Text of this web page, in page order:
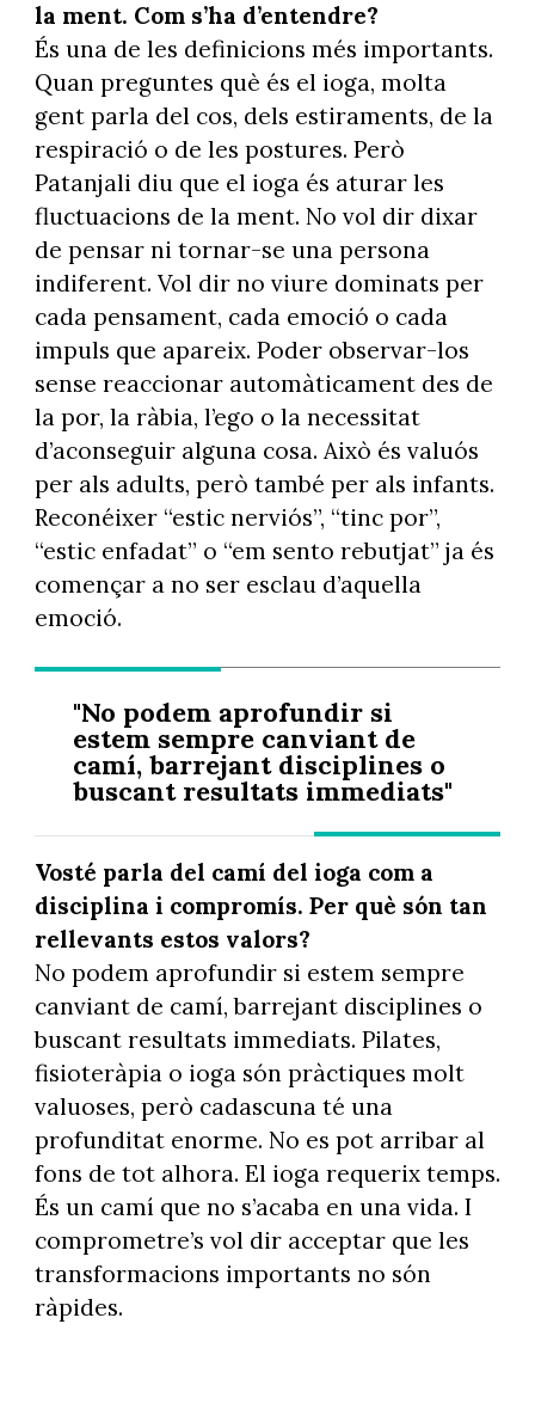
la ment. Com s’ha d’entendre?
És una de les definicions més importants.
Quan preguntes què és el ioga, molta
gent parla del cos, dels estiraments, de la
respiració o de les postures. Però
Patanjali diu que el ioga és aturar les
fluctuacions de la ment. No vol dir dixar
de pensar ni tornar-se una persona
indiferent. Vol dir no viure dominats per
cada pensament, cada emoció o cada
impuls que apareix. Poder observar-los
sense reaccionar automàticament des de
la por, la ràbia, l’ego o la necessitat
d’aconseguir alguna cosa. Això és valuós
per als adults, però també per als infants.
Reconéixer “estic nerviós”, “tinc por”,
“estic enfadat” o “em sento rebutjat” ja és
començar a no ser esclau d’aquella
emoció.
"No podem aprofundir si
estem sempre canviant de
camí, barrejant disciplines o
buscant resultats immediats"
Vosté parla del camí del ioga com a
disciplina i compromís. Per què són tan
rellevants estos valors?
No podem aprofundir si estem sempre
canviant de camí, barrejant disciplines o
buscant resultats immediats. Pilates,
fisioteràpia o ioga són pràctiques molt
valuoses, però cadascuna té una
profunditat enorme. No es pot arribar al
fons de tot alhora. El ioga requerix temps.
És un camí que no s’acaba en una vida. I
comprometre’s vol dir acceptar que les
transformacions importants no són
ràpides.